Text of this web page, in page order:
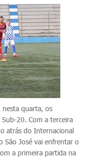
nesta quarta, os
20. Com a terceira
atrás do Internacional
São José vai enfrentar o
a primeira partida na